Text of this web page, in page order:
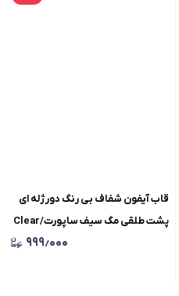
قاب آیفون شفاف بی رنگ دورژله ای
پشت طلقی مگ سیف ساپورت/Clear
۹۹۹٫۰۰۰